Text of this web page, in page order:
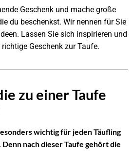
Geschenk und mache große
du beschenkst. Wir nennen für Sie
Lassen Sie sich inspirieren und
Geschenk zur Taufe.
zu einer Taufe
wichtig für jeden Täufling
nach dieser Taufe gehört die